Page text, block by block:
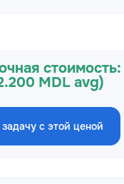
стоимость:
MDL avg)
с этой ценой